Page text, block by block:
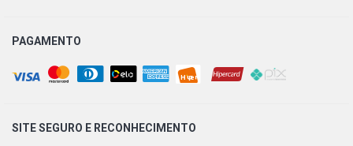
PAGAMENTO
SITE SEGURO E RECONHECIMENTO